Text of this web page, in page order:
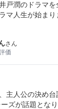
戸潤のドラマを
マ人生が始まり
さん
価
主人公の決め
ズが話題とな